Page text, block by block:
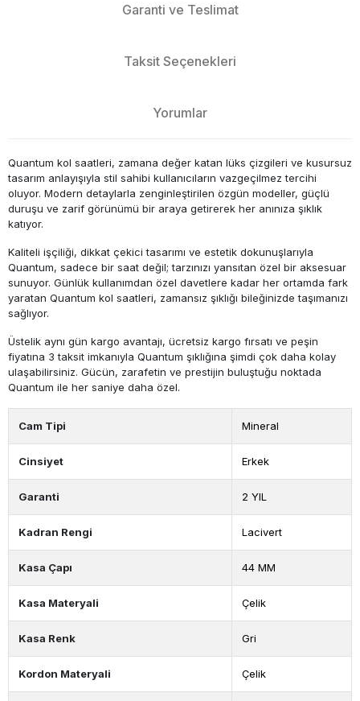
Garanti ve Teslimat
Taksit Seçenekleri
Yorumlar
Quantum kol saatleri, zamana değer katan lüks çizgileri ve kusursuz
tasarım anlayışıyla stil sahibi kullanıcıların vazgeçilmez tercihi
oluyor. Modern detaylarla zenginleştirilen özgün modeller, güçlü
duruşu ve zarif görünümü bir araya getirerek her anınıza şıklık
katıyor.
Kaliteli işçiliği, dikkat çekici tasarımı ve estetik dokunuşlarıyla
Quantum, sadece bir saat değil; tarzınızı yansıtan özel bir aksesuar
sunuyor. Günlük kullanımdan özel davetlere kadar her ortamda fark
yaratan Quantum kol saatleri, zamansız şıklığı bileğinizde taşımanızı
sağlıyor.
Üstelik aynı gün kargo avantajı, ücretsiz kargo fırsatı ve peşin
fiyatına 3 taksit imkanıyla Quantum şıklığına şimdi çok daha kolay
ulaşabilirsiniz. Gücün, zarafetin ve prestijin buluştuğu noktada
Quantum ile her saniye daha özel.
Cam Tipi Mineral
Cinsiyet Erkek
Garanti 2 YIL
Kadran Rengi Lacivert
Kasa Çapı 44 MM
Kasa Materyali Çelik
Kasa Renk Gri
Kordon Materyali Çelik